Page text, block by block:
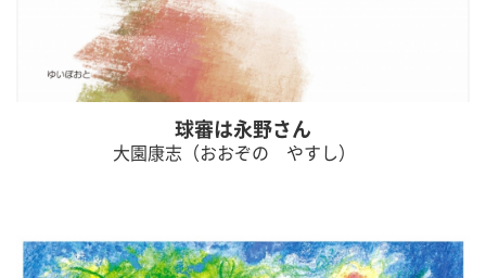
球審は永野さん
大園康志（おおぞの やすし）